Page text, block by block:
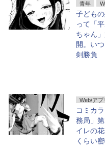
青年
子ども
って「
ちゃん
開。い
剣勝負
Web/アプ
コミカ
務局」
イレの
くらい